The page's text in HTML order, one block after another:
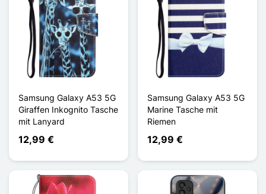
Samsung Galaxy A53 5G
Giraffen Inkognito Tasche
mit Lanyard
12,99 €
Samsung Galaxy A53 5G
Marine Tasche mit
Riemen
12,99 €